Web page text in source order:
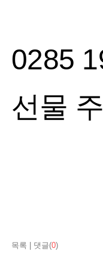
0285
선물
목록 댓글(0)